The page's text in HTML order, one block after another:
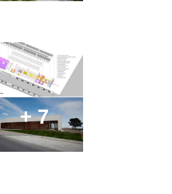
+ 7